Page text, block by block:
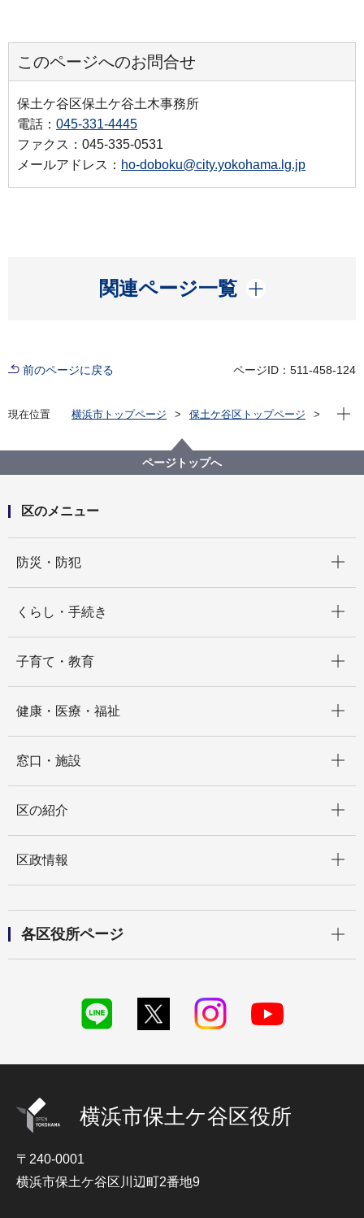
このページへのお問合せ
保土ケ谷区保土ケ谷土木事務所
電話： 045-331-4445
ファクス：045-335-0531
メールアドレス： ho-doboku@city.yokohama.lg.jp
関連ページ一覧
開く
前のページに戻る ページID：511-458-124
現在位置 横浜市トップページ
保土ケ谷区トップページ
現在
ページトップへ
区のメニュー
防災・防犯
くらし・手続き
子育て・教育
健康・医療・福祉
窓口・施設
区の紹介
区政情報
各区役所ページ
横浜市保土ケ谷区役所
〒240-0001
横浜市保土ケ谷区川辺町2番地9